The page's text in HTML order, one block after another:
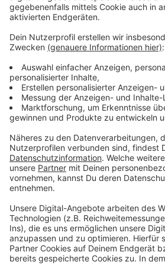
Aber selbst seine 'Opfer' müssen
wenn auch nicht immer. Und weil
ihm bekommen könnt, ist Elvis
gegangen. Somit steht euch Elvis
Verfügung. Hier bekommt Ihr
"Directors-Cut" - die Original-
Version. Elvis wird sich mit
"Opfern" über die Telefonate aus
Jahrzehnten unterhalten. Wir
dabei ergangen ist und wobei er
Schleudern gekommen ist. Viel
bitte nicht erschrecken, wenn
klingelt. Es muss ja nicht
sein.
Anzeige
Anzeige